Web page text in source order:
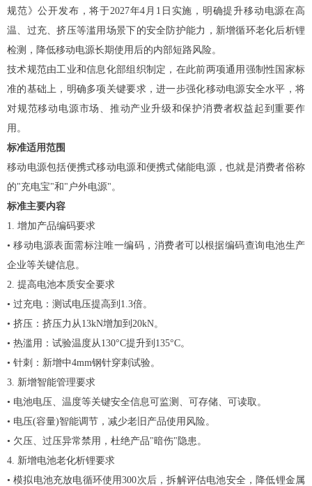
规范》公开发布，将于2027年4月1日实施，明确提升移动电源在高
温、过充、挤压等滥用场景下的安全防护能力，新增循环老化后析锂
检测，降低移动电源长期使用后的内部短路风险。
技术规范由工业和信息化部组织制定，在此前两项通用强制性国家标
准的基础上，明确多项关键要求，进一步强化移动电源安全水平，将
对规范移动电源市场、推动产业升级和保护消费者权益起到重要作
用。
标准适用范围
移动电源包括便携式移动电源和便携式储能电源，也就是消费者俗称
的"充电宝"和"户外电源"。
标准主要内容
1. 增加产品编码要求
• 移动电源表面需标注唯一编码，消费者可以根据编码查询电池生产
企业等关键信息。
2. 提高电池本质安全要求
• 过充电：测试电压提高到1.3倍。
• 挤压：挤压力从13kN增加到20kN。
• 热滥用：试验温度从130°C提升到135°C。
• 针刺：新增中4mm钢针穿刺试验。
3. 新增智能管理要求
• 电池电压、温度等关键安全信息可监测、可存储、可读取。
• 电压(容量)智能调节，减少老旧产品使用风险。
• 欠压、过压异常禁用，杜绝产品"暗伤"隐患。
4. 新增电池老化析锂要求
• 模拟电池充放电循环使用300次后，拆解评估电池安全，降低锂金属